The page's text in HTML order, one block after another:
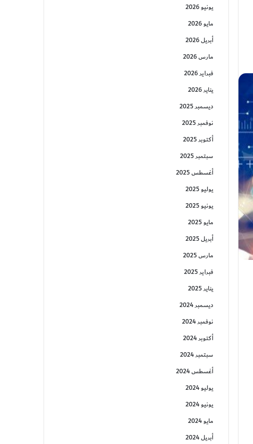
يونيو 2026
مايو 2026
أبريل 2026
مارس 2026
فبراير 2026
يناير 2026
ديسمبر 2025
نوفمبر 2025
أكتوبر 2025
سبتمبر 2025
أغسطس 2025
يوليو 2025
يونيو 2025
مايو 2025
أبريل 2025
مارس 2025
فبراير 2025
يناير 2025
ديسمبر 2024
نوفمبر 2024
أكتوبر 2024
سبتمبر 2024
أغسطس 2024
يوليو 2024
يونيو 2024
مايو 2024
أبريل 2024